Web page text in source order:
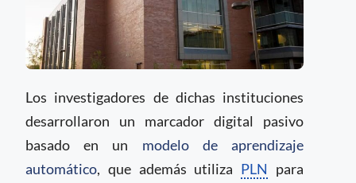
Los investigadores de dichas instituciones
desarrollaron un marcador digital pasivo
basado en un modelo de aprendizaje
automático, que además utiliza PLN para